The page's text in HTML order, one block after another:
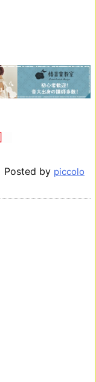
Posted by piccolo